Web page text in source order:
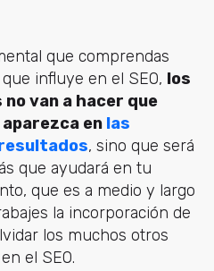
que comprendas
influye en el SEO, los
van a hacer que
en las
, sino que será
que ayudará en tu
que es a medio y largo
la incorporación de
los muchos otros
el SEO.